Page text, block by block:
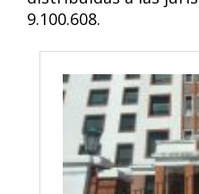
9.100.608.